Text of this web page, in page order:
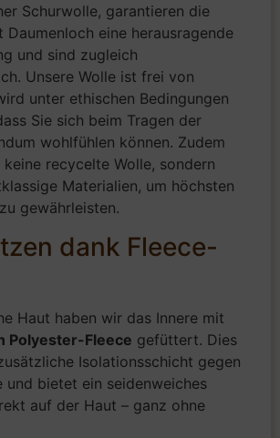
Schurwolle, garantieren die
Daumenloch eine herausragende
und sind zugleich
Unsere Wolle ist frei von
unter ethischen Bedingungen
Sie sich beim Tragen der
wohlfühlen können. Zudem
recycelte Wolle, sondern
Materialien, um höchsten
gewährleisten.
dank Fleece-
Haut haben wir das Innere mit
Polyester-Fleece gefüttert. Dies
Isolationsschicht gegen
und bietet ein seidenweiches
auf der Haut – ganz ohne